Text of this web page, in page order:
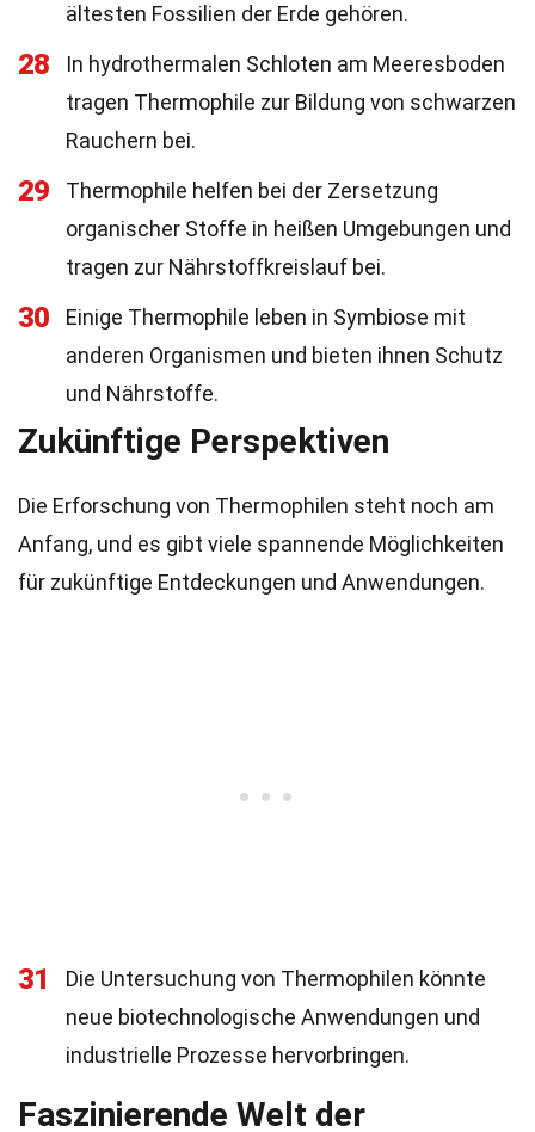
ältesten Fossilien der Erde gehören.
28
In hydrothermalen Schloten am Meeresboden
tragen Thermophile zur Bildung von schwarzen
Rauchern bei.
29
Thermophile helfen bei der Zersetzung
organischer Stoffe in heißen Umgebungen und
tragen zur Nährstoffkreislauf bei.
30
Einige Thermophile leben in Symbiose mit
anderen Organismen und bieten ihnen Schutz
und Nährstoffe.
Zukünftige Perspektiven
Die Erforschung von Thermophilen steht noch am
Anfang, und es gibt viele spannende Möglichkeiten
für zukünftige Entdeckungen und Anwendungen.
31
Die Untersuchung von Thermophilen könnte
neue biotechnologische Anwendungen und
industrielle Prozesse hervorbringen.
Faszinierende Welt der